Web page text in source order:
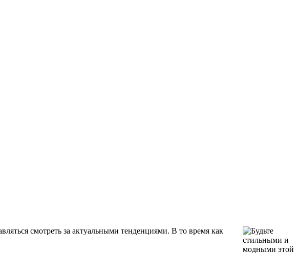
смотреть за актуальными тенденциями. В то время как